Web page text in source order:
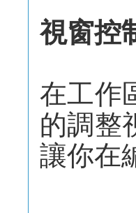
視窗控
在工作
的調整
讓你在